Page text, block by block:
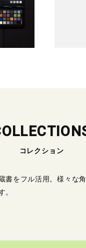
コレクション
書をフル活用。様々な
。